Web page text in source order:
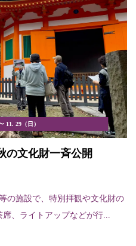
11. 29（日）
文化財一斉公開
の施設で、特別拝観や文化財の
、ライトアップなどが行...